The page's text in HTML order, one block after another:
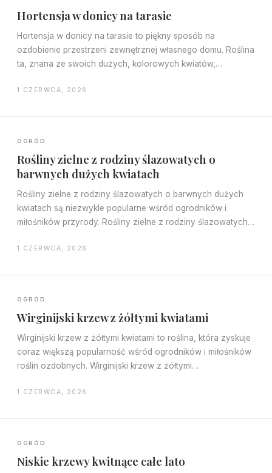
Hortensja w donicy na tarasie
Hortensja w donicy na tarasie to piękny sposób na
ozdobienie przestrzeni zewnętrznej własnego domu. Roślina
ta, znana ze swoich dużych, kolorowych kwiatów,…
1 CZERWCA, 2026
OGRÓD
Rośliny zielne z rodziny ślazowatych o
barwnych dużych kwiatach
Rośliny zielne z rodziny ślazowatych o barwnych dużych
kwiatach są niezwykle popularne wśród ogrodników i
miłośników przyrody. Rośliny zielne z rodziny ślazowatych…
1 CZERWCA, 2026
OGRÓD
Wirginijski krzew z żółtymi kwiatami
Wirginijski krzew z żółtymi kwiatami to roślina, która zyskuje
coraz większą popularność wśród ogrodników i miłośników
roślin ozdobnych. Wirginijski krzew z żółtymi…
1 CZERWCA, 2026
OGRÓD
Niskie krzewy kwitnące całe lato